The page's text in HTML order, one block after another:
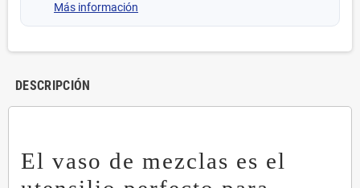
Más información
DESCRIPCIÓN
El vaso de mezclas es el